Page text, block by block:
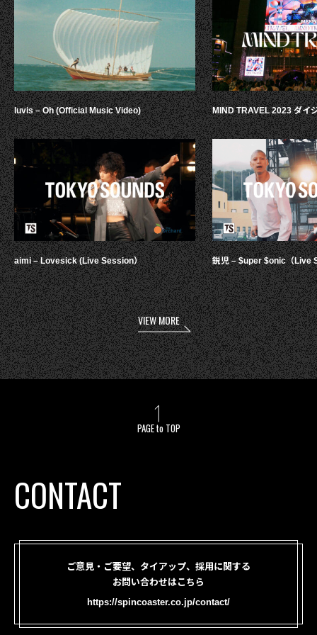
luvis – Oh (Official Music Video)
aimi – Lovesick (Live Session）
MIND TRAVEL 2023 ダイ
鋭児 – $uper $onic（Live
VIEW MORE
PAGE to TOP
CONTACT
ご意見・ご要望、タイアップ、採用に関する
お問い合わせはこちら
https://spincoaster.co.jp/contact/